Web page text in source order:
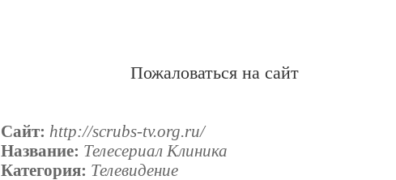
Пожаловаться на сайт
Сайт: http://scrubs-tv.org.ru/
Название: Телесериал Клиника
Категория: Телевидение